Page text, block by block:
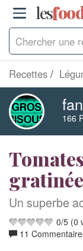
lesfo
Recettes
166
Un superbe
0/5 (0
11